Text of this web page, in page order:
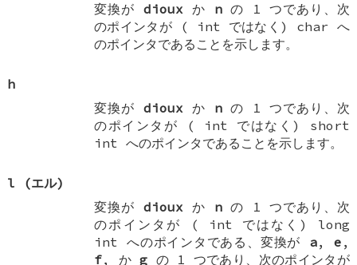
変換が diouxか nの 1 つであり、次
のポインタが (
int ではなく) char へ
のポインタであることを示します。
h
変換が diouxか nの 1 つであり、次
のポインタが (
int ではなく) short
int へのポインタであることを示します。
l (エル)
変換が diouxか nの 1 つであり、次
のポインタが (
int ではなく) long
int へのポインタである、変換が a, e ,
f, かg の 1 つであり、次のポインタが